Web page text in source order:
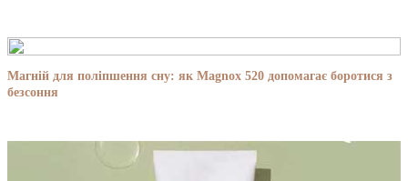
Магній для поліпшення сну: як Magnox 520 допомагає боротися з
безсоння